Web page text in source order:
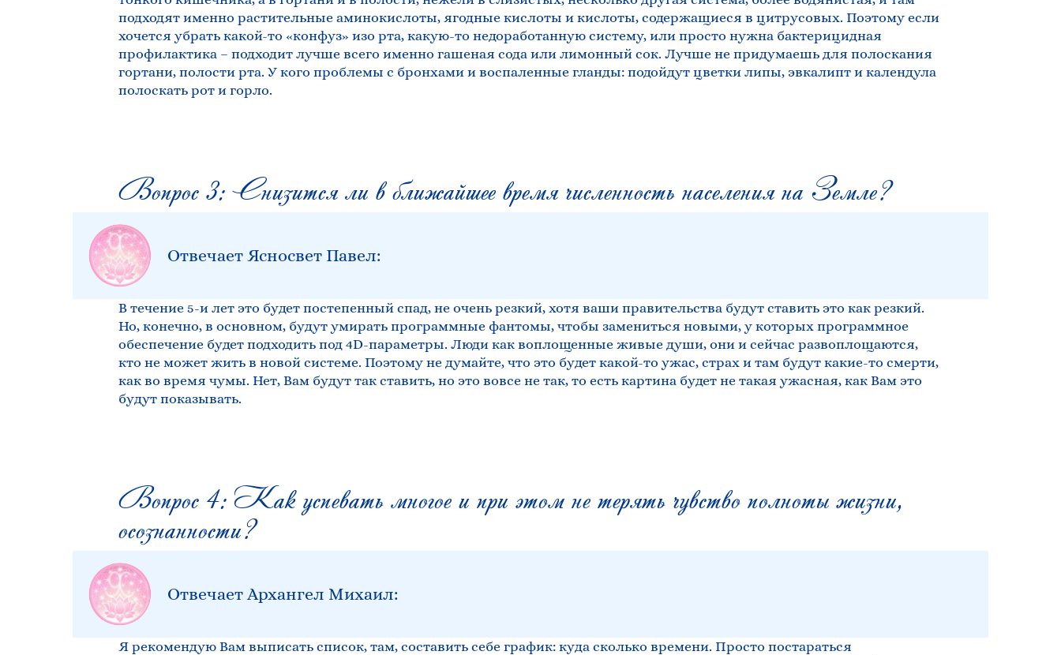
подходят именно растительные аминокислоты, ягодные кислоты и кислоты, содержащиеся в цитрусовых. Поэтому если
хочется убрать какой-то «конфуз» изо рта, какую-то недоработанную систему, или просто нужна бактерицидная
профилактика – подходит лучше всего именно гашеная сода или лимонный сок. Лучше не придумаешь для полоскания
гортани, полости рта. У кого проблемы с бронхами и воспаленные гланды: подойдут цветки липы, эвкалипт и календула
полоскать рот и горло.
Вопрос 3: Снизится ли в ближайшее время численность населения на Земле?
Отвечает Ясносвет Павел:
В течение 5-и лет это будет постепенный спад, не очень резкий, хотя ваши правительства будут ставить это как резкий.
Но, конечно, в основном, будут умирать программные фантомы, чтобы замениться новыми, у которых программное
обеспечение будет подходить под 4D-параметры. Люди как воплощенные живые души, они и сейчас развоплощаются,
кто не может жить в новой системе. Поэтому не думайте, что это будет какой-то ужас, страх и там будут какие-то смерти,
как во время чумы. Нет, Вам будут так ставить, но это вовсе не так, то есть картина будет не такая ужасная, как Вам это
будут показывать.
Вопрос 4: Как успевать многое и при этом не терять чувство полноты жизни,
осознанности?
Отвечает Архангел Михаил:
Я рекомендую Вам выписать список, там, составить себе график: куда сколько времени. Просто постараться